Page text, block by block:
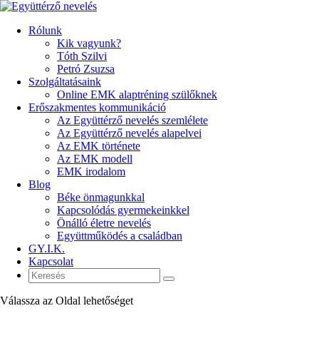
Rólunk
Kik vagyunk?
Tóth Szilvi
Petró Zsuzsa
Szolgáltatásaink
Online EMK alaptréning szülőknek
Erőszakmentes kommunikáció
Az Együttérző nevelés szemlélete
Az Együttérző nevelés alapelvei
Az EMK története
Az EMK modell
EMK irodalom
Blog
Béke önmagunkkal
Kapcsolódás gyermekeinkkel
Önálló életre nevelés
Együttműködés a családban
GY.I.K.
Kapcsolat
Válassza az Oldal lehetőséget